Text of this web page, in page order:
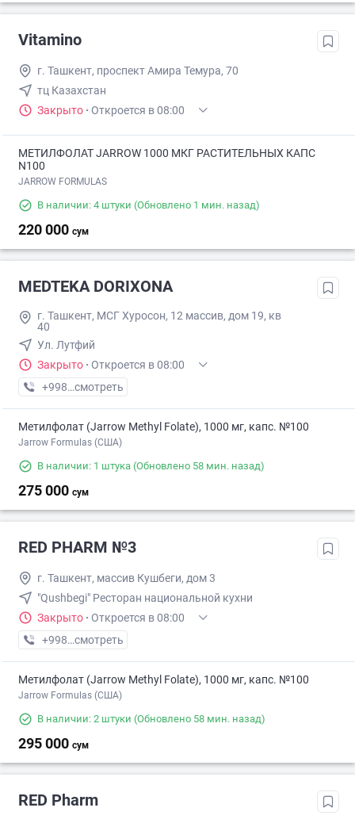
Vitamino
г. Ташкент, проспект Амира Темура, 70
тц Казахстан
Закрыто · Откроется в 08:00
МЕТИЛФОЛАТ JARROW 1000 МКГ РАСТИТЕЛЬНЫХ КАПС
N100
JARROW FORMULAS
В наличии: 4 штуки (Обновлено 1 мин. назад)
220 000 сум
MEDTEKA DORIXONA
г. Ташкент, МСГ Хуросон, 12 массив, дом 19, кв
40
Ул. Лутфий
Закрыто · Откроется в 08:00
+998 (91) XXX-XX-XX
смотреть
Метилфолат (Jarrow Methyl Folate), 1000 мг, капс. №100
Jarrow Formulas (США)
В наличии: 1 штука (Обновлено 58 мин. назад)
275 000 сум
RED PHARM №3
г. Ташкент, массив Кушбеги, дом 3
"Qushbegi" Ресторан национальной кухни
Закрыто · Откроется в 08:00
+998 (77) XXX-XX-XX
смотреть
Метилфолат (Jarrow Methyl Folate), 1000 мг, капс. №100
Jarrow Formulas (США)
В наличии: 2 штуки (Обновлено 58 мин. назад)
295 000 сум
RED Pharm